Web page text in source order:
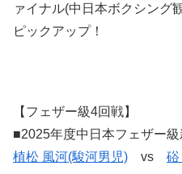
ァイナル(中日本ボクシン
ピックアップ！
【フェザー級4回戦】
■2025年度中日本フェザー
植松 風河(駿河男児) vs 硲